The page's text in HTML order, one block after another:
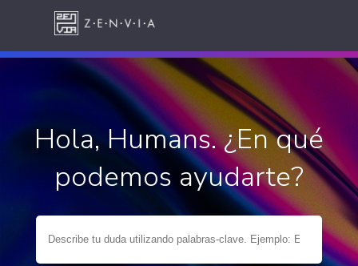
Hola, Humans. ¿En qué
podemos ayudarte?